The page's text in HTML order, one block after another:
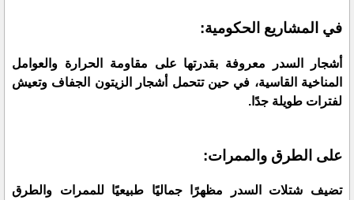
في المشاريع الحكومية:
أشجار السدر معروفة بقدرتها على مقاومة الحرارة والعوامل
المناخية القاسية، في حين تتحمل أشجار الزيتون الجفاف وتعيش
لفترات طويلة جدًا.
على الطرق والممرات:
تضيف شتلات السدر مظهرًا جماليًا طبيعيًا للممرات والطرق